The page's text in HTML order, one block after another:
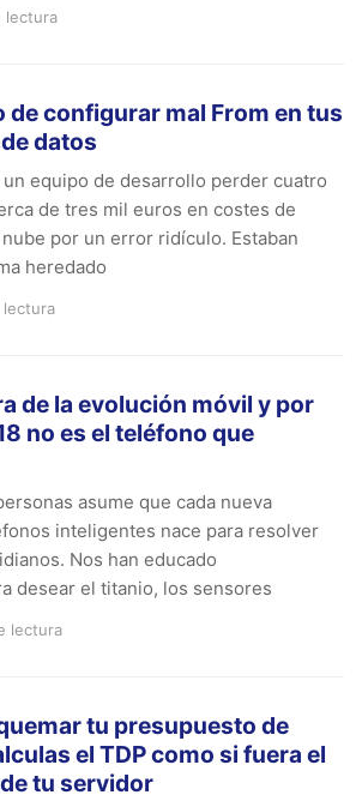
lectura
de configurar mal From en tus
datos
un equipo de desarrollo perder cuatro
de tres mil euros en costes de
por un error ridículo. Estaban
heredado
lectura
de la evolución móvil y por
no es el teléfono que
asume que cada nueva
inteligentes nace para resolver
Nos han educado
desear el titanio, los sensores
lectura
tu presupuesto de
el TDP como si fuera el
tu servidor